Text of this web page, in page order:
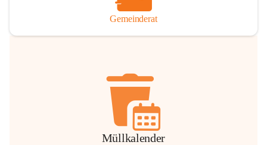
Gemeinderat
Müllkalender